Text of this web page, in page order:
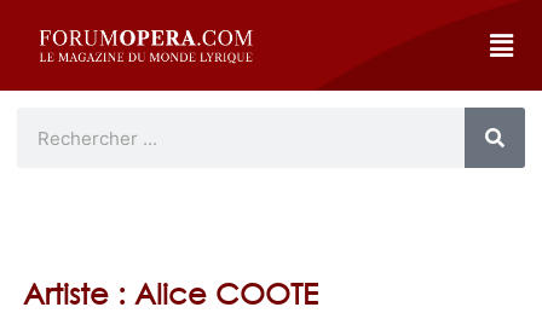
Artiste : Alice COOTE